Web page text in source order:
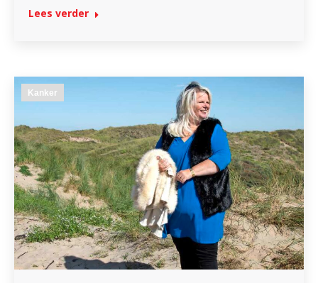
Lees verder
Kanker